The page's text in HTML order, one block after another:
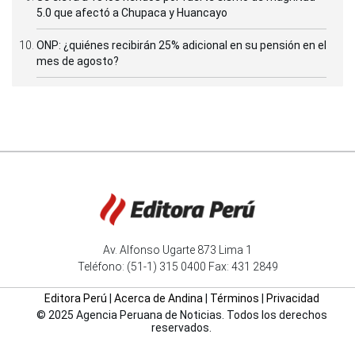
5.0 que afectó a Chupaca y Huancayo
ONP: ¿quiénes recibirán 25% adicional en su pensión en el
mes de agosto?
Av. Alfonso Ugarte 873 Lima 1
Teléfono: (51-1) 315 0400 Fax: 431 2849
Editora Perú Acerca de Andina| Términos
Privacidad
© 2025 Agencia Peruana de Noticias. Todos los derechos
reservados.